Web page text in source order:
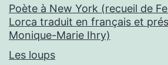
Poète à New York (recueil de
Lorca traduit en français et
Monique-Marie Ihry)
Les loups